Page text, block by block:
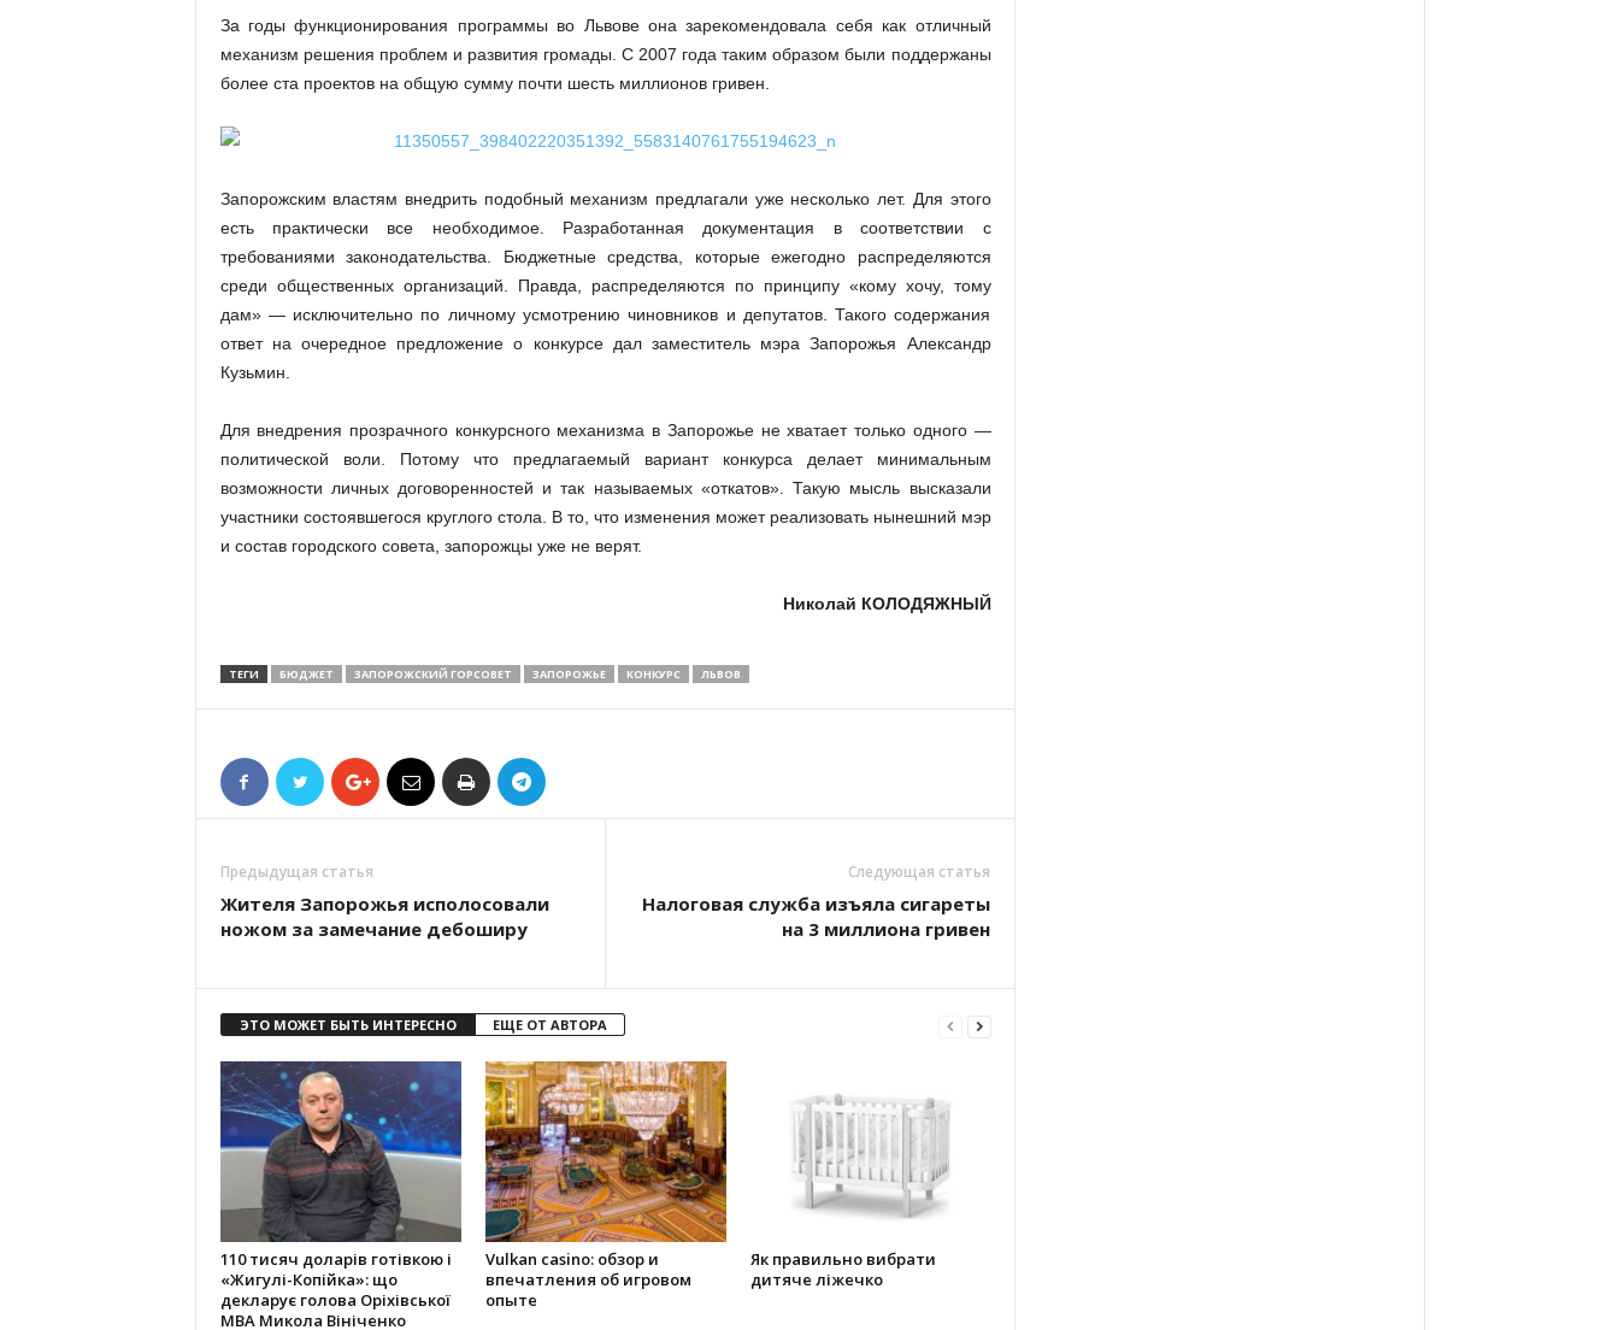
За годы функционирования программы во Львове она зарекомендовала себя как отличный
механизм решения проблем и развития громады. С 2007 года таким образом были поддержаны
более ста проектов на общую сумму почти шесть миллионов гривен.
Запорожским властям внедрить подобный механизм предлагали уже несколько лет. Для этого
есть практически все необходимое. Разработанная документация в соответствии с
требованиями законодательства. Бюджетные средства, которые ежегодно распределяются
среди общественных организаций. Правда, распределяются по принципу «кому хочу, тому
дам» — исключительно по личному усмотрению чиновников и депутатов. Такого содержания
ответ на очередное предложение о конкурсе дал заместитель мэра Запорожья Александр
Кузьмин.
Для внедрения прозрачного конкурсного механизма в Запорожье не хватает только одного —
политической воли. Потому что предлагаемый вариант конкурса делает минимальным
возможности личных договоренностей и так называемых «откатов». Такую мысль высказали
участники состоявшегося круглого стола. В то, что изменения может реализовать нынешний мэр
и состав городского совета, запорожцы уже не верят.
Николай КОЛОДЯЖНЫЙ
ТЕГИ БЮДЖЕТ ЗАПОРОЖСКИЙ ГОРСОВЕТ ЗАПОРОЖЬЕ КОНКУРС ЛЬВОВ
Предыдущая статья
Жителя Запорожья исполосовали
ножом за замечание дебоширу
Следующая статья
Налоговая служба изъяла сигареты
на 3 миллиона гривен
ЭТО МОЖЕТ БЫТЬ ИНТЕРЕСНО ЕЩЕ ОТ АВТОРА
110 тисяч доларів готівкою і
«Жигулі-Копійка»: що
декларує голова Оріхівської
МВА Микола Вініченко
Vulkan casino: обзор и
впечатления об игровом
опыте
Як правильно вибрати
дитяче ліжечко